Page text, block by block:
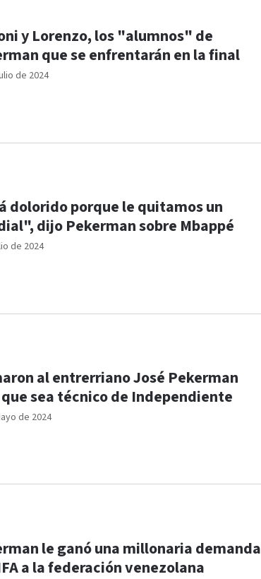
de 2024
y Lorenzo, los "alumnos" de
que se enfrentarán en la final
de 2024
dolorido porque le quitamos un
dijo Pekerman sobre Mbappé
de 2024
al entrerriano José Pekerman
sea técnico de Independiente
le ganó una millonaria demanda
a la federación venezolana